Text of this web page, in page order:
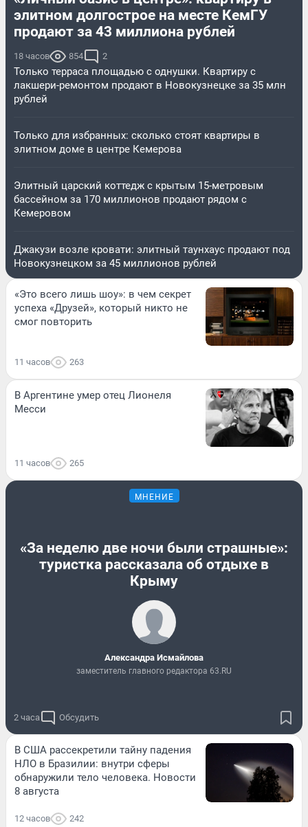
элитном долгострое на месте КемГУ
продают за 43 миллиона рублей
18 часов 854 2
Только терраса площадью с однушки. Квартиру с
лакшери-ремонтом продают в Новокузнецке за 35 млн
рублей
Только для избранных: сколько стоят квартиры в
элитном доме в центре Кемерова
Элитный царский коттедж c крытым 15-метровым
бассейном за 170 миллионов продают рядом с
Кемеровом
Джакузи возле кровати: элитный таунхаус продают под
Новокузнецком за 45 миллионов рублей
«Это всего лишь шоу»: в чем секрет
успеха «Друзей», который никто не
смог повторить
11 часов 263
В Аргентине умер отец Лионеля
Месси
11 часов 265
МНЕНИЕ
«За неделю две ночи были страшные»:
туристка рассказала об отдыхе в
Крыму
Александра Исмайлова
заместитель главного редактора 63.RU
2 часа Обсудить
В США рассекретили тайну падения
НЛО в Бразилии: внутри сферы
обнаружили тело человека. Новости
8 августа
12 часов 242